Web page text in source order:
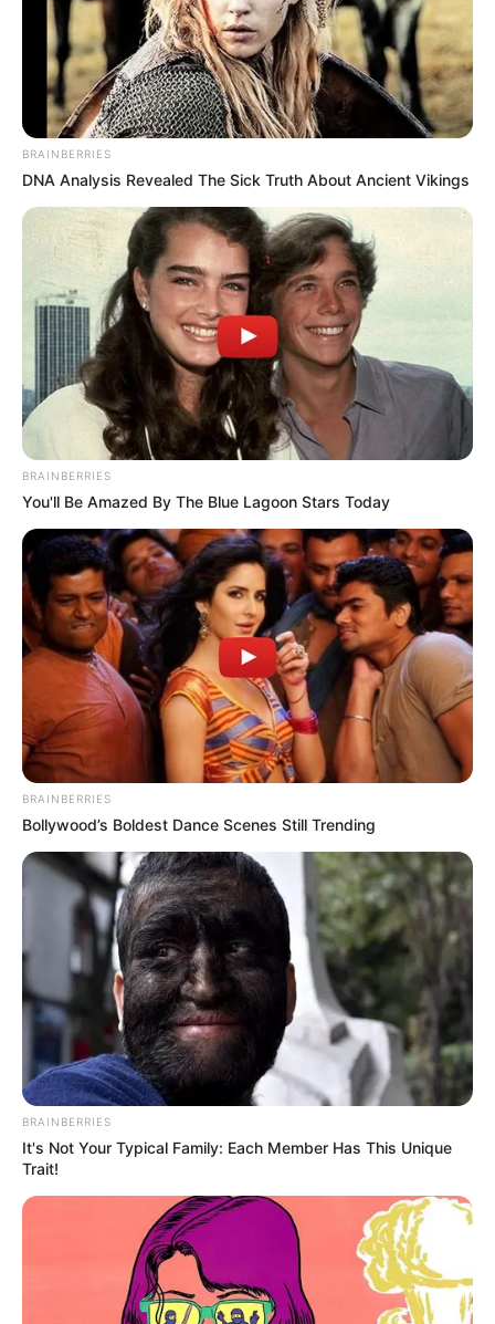
1972 roku.
Zdjęcia komiksu (po kliknięciu w obrazek możecie
zobaczyć go w pełnej rozdzielczości)
BRAINBERRIES
DNA Analysis Revealed The Sick Truth About Ancient Vikings
BRAINBERRIES
You'll Be Amazed By The Blue Lagoon Stars Today
BRAINBERRIES
Bollywood’s Boldest Dance Scenes Still Trending
BRAINBERRIES
It's Not Your Typical Family: Each Member Has This Unique
Trait!